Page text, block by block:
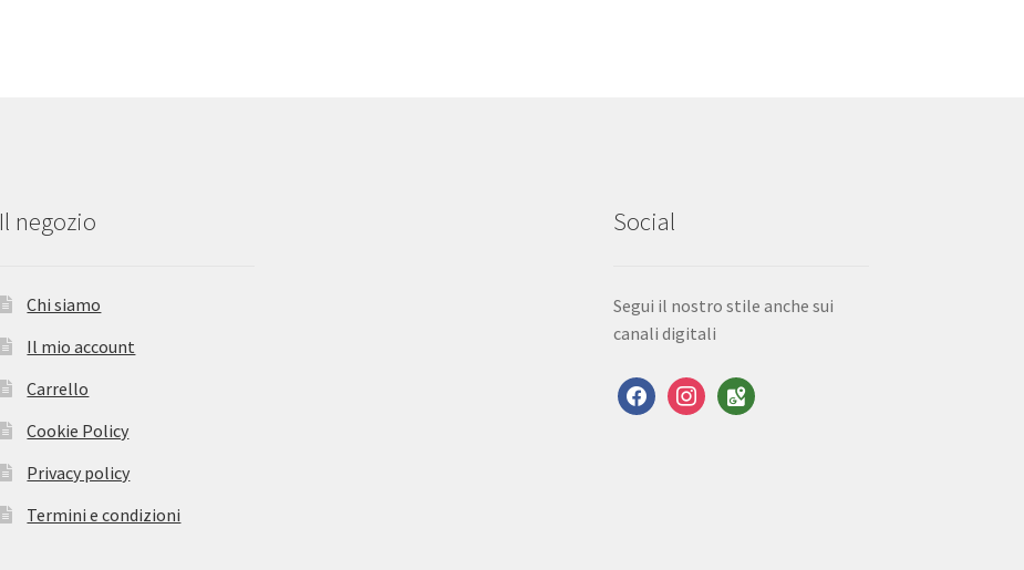
Il negozio
Chi siamo
Il mio account
Carrello
Cookie Policy
Privacy policy
Termini e condizioni
Social
Segui il nostro stile anche sui
canali digitali
facebookinstagram
google-
maps